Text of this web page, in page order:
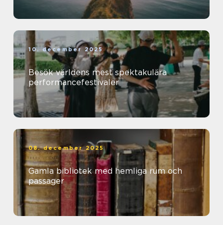
10. december 2025
Besök världens mest spektakulära
performancefestivaler
08. december 2025
Gamla bibliotek med hemliga rum och
passager